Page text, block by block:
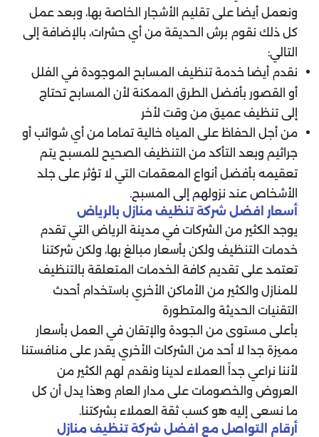
ونعمل أيضا على تقليم الأشجار الخاصة بها، وبعد عمل
كل ذلك نقوم برش الحديقة من أي حشرات، بالإضافة إلى
التالي:
نقدم أيضا خدمة تنظيف المسابح الموجودة في الفلل
أو القصور بأفضل الطرق الممكنة لأن المسابح تحتاج
إلى تنظيف عميق من وقت لأخر
من أجل الحفاظ على المياه خالية تماما من أي شوائب أو
جراثيم وبعد التأكد من التنظيف الصحيح للمسبح يتم
تعقيمه بأفضل أنواع المعقمات التي لا تؤثر على جلد
الأشخاص عند نزولهم إلى المسبح.
أسعار افضل شركة تنظيف منازل بالرياض
يوجد الكثير من الشركات في مدينة الرياض التي تقدم
خدمات التنظيف ولكن بأسعار مبالغ بها، ولكن شركتنا
تعتمد على تقديم كافة الخدمات المتعلقة بالتنظيف
للمنازل والكثير من الأماكن الأخري باستخدام أحدث
التقنيات الحديثة والمتطورة
بأعلى مستوى من الجودة والإتقان في العمل بأسعار
مميزة جدا لا أحد من الشركات الأخري يقدر على منافستنا
لأننا نراعي جداً العملاء لدينا ونقدم لهم الكثير من
العروض والخصومات على مدار العام وهذا يدل أن كل
ما نسعى إليه هو كسب ثقة العملاء بشركتنا.
أرقام التواصل مع افضل شركة تنظيف منازل